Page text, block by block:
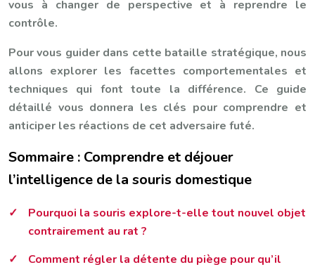
vous à changer de perspective et à reprendre le
contrôle.
Pour vous guider dans cette bataille stratégique, nous
allons explorer les facettes comportementales et
techniques qui font toute la différence. Ce guide
détaillé vous donnera les clés pour comprendre et
anticiper les réactions de cet adversaire futé.
Sommaire : Comprendre et déjouer
l’intelligence de la souris domestique
Pourquoi la souris explore-t-elle tout nouvel objet
contrairement au rat ?
Comment régler la détente du piège pour qu’il